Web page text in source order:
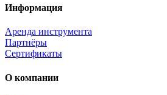
Информация
Аренда инструмента
Партнёры
Сертификаты
О компании